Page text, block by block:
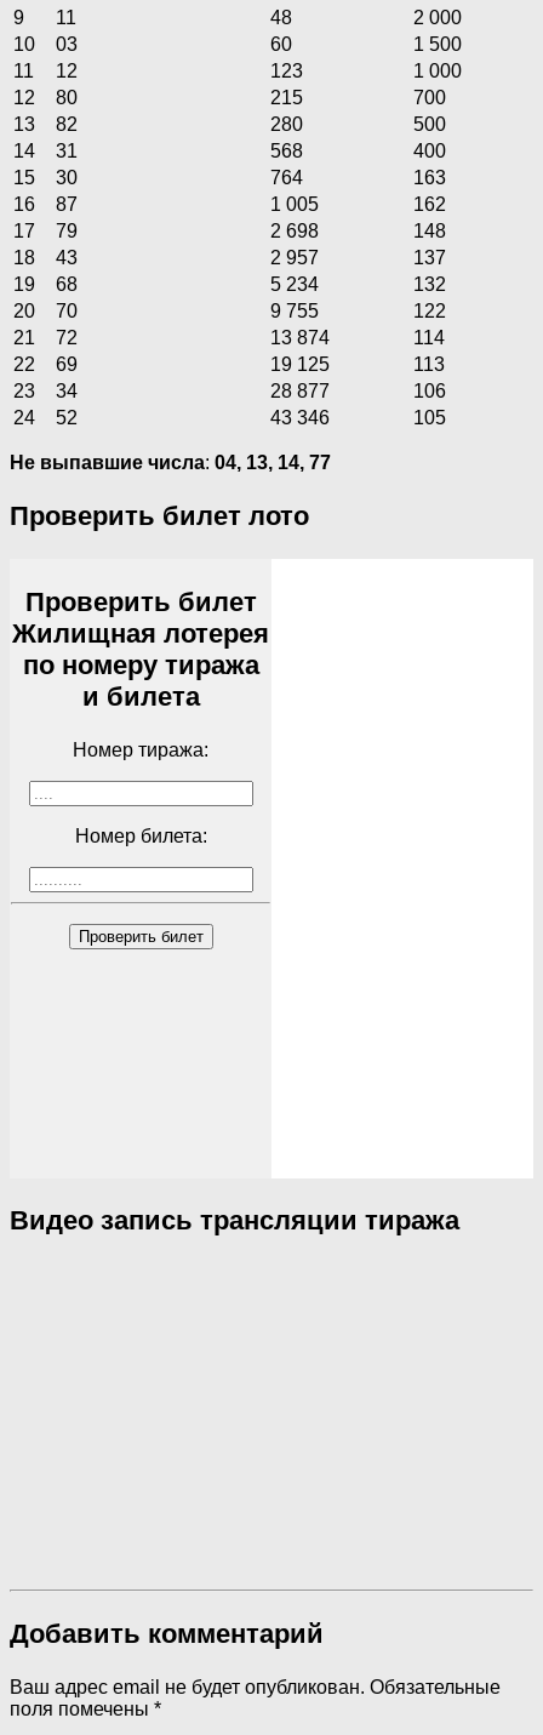
9
11 48
2 000
10
03 60
1 500
11
12 123
1 000
12
80 215
700
13
82 280
500
14
31 568
400
15
30 764
163
16
87 1 005
162
17
79 2 698
148
18
43 2 957
137
19
68 5 234
132
20
70 9 755
122
21
72 13 874
114
22
69 19 125
113
23
34 28 877
106
24
52 43 346 105
Не выпавшие числа: 04, 13, 14, 77
Проверить билет лото
Проверить билет
Жилищная лотерея
по номеру тиража
и билета
Номер тиража:
Номер билета:
Проверить билет
Видео запись трансляции тиража
Добавить комментарий
Ваш адрес email не будет опубликован. Обязательные
поля помечены *